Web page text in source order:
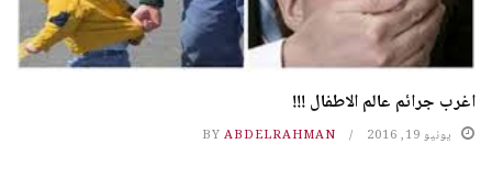
اغرب جرائم عالم الاطفال !!!
يونيو 19, 2016 BY ABDELRAHMAN